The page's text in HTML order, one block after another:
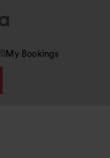
My Bookings